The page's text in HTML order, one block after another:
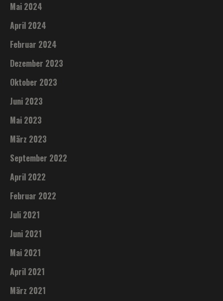
Mai 2024
April 2024
Februar 2024
Dezember 2023
Oktober 2023
Juni 2023
Mai 2023
März 2023
September 2022
April 2022
Februar 2022
Juli 2021
Juni 2021
Mai 2021
April 2021
März 2021